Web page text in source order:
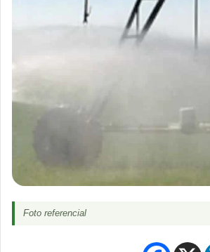
Foto referencial